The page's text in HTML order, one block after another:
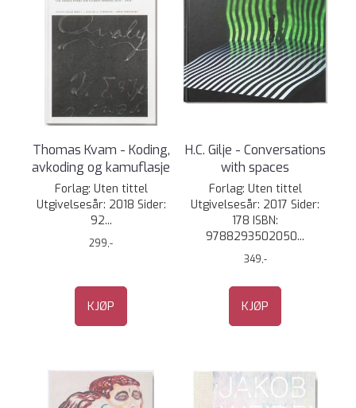
Thomas Kvam - Koding,
avkoding og kamuflasje
Forlag: Uten tittel
Utgivelsesår: 2018 Sider:
92...
299,-
KJØP
H.C. Gilje - Conversations
with spaces
Forlag: Uten tittel
Utgivelsesår: 2017 Sider:
178 ISBN:
9788293502050...
349,-
KJØP